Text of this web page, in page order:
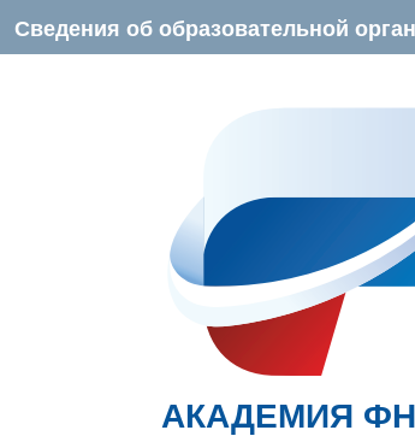
Сведения об образовательной
АКАДЕМИЯ